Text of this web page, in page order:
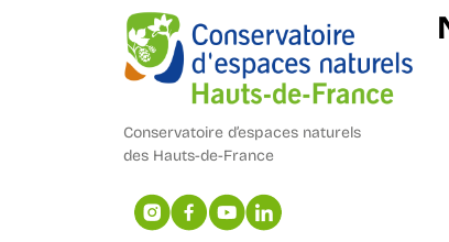
Conservatoire d’espaces naturels
des Hauts-de-France